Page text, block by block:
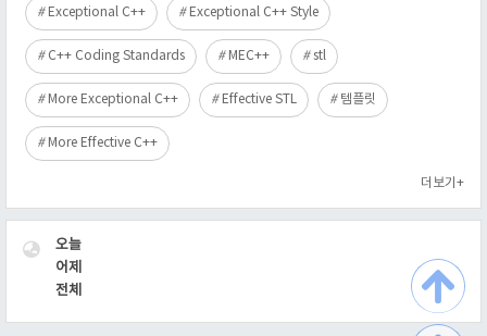
Exceptional C++ Exceptional C++ Style
C++ Coding Standards MEC++ stl
More Exceptional C++ Effective STL 템플릿
More Effective C++
더보기+
VISITOR
오늘
어제
전체